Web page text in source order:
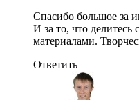
Спасибо большое за
И за то, что
материалами.
Ответить